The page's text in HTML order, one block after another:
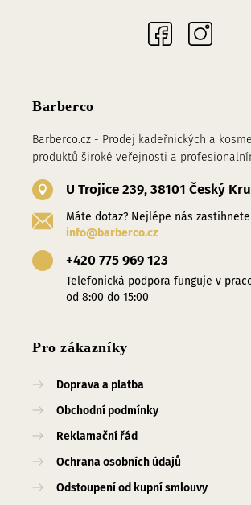
Barberco
Barberco.cz - Prodej kadeřnických a
produktů široké veřejnosti a
U Trojice 239, 38101 Český
Máte dotaz? Nejlépe nás
info@barberco.cz
+420 775 969 123
Telefonická podpora funguje v
od 8:00 do 15:00
Pro zákazníky
Doprava a platba
Obchodní podmínky
Reklamační řád
Ochrana osobních údajů
Odstoupení od kupní smlouvy